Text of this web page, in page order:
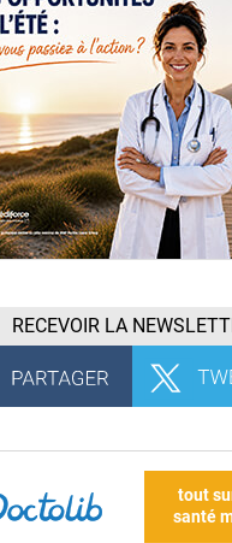
RECEVOIR LA
tout
santé